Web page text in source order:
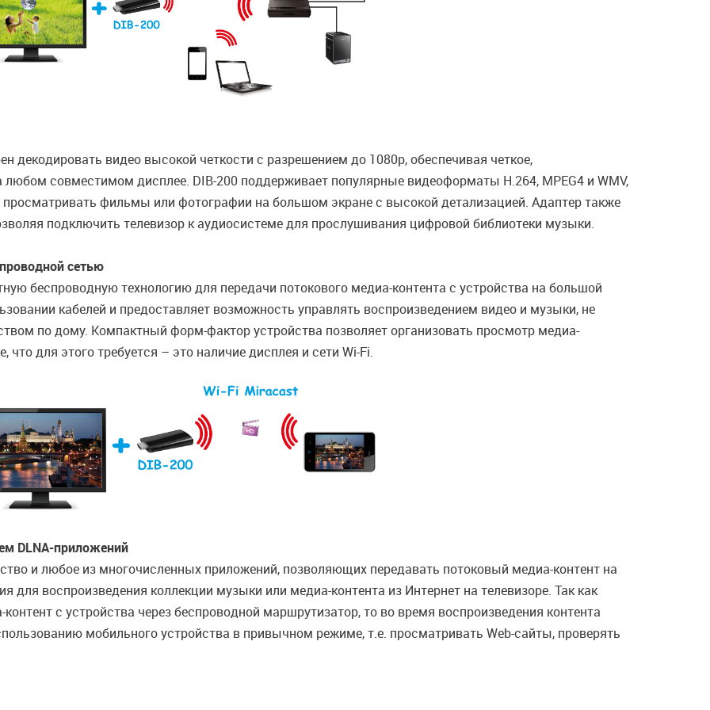
декодировать видео высокой четкости с разрешением до 1080p, обеспечивая четкое,
совместимом дисплее. DIB-200 поддерживает популярные видеоформаты H.264, MPEG4 и WMV,
фильмы или фотографии на большом экране с высокой детализацией. Адаптер также
подключить телевизор к аудиосистеме для прослушивания цифровой библиотеки музыки.
сетью
беспроводную технологию для передачи потокового медиа-контента с устройства на большой
кабелей и предоставляет возможность управлять воспроизведением видео и музыки, не
по дому. Компактный форм-фактор устройства позволяет организовать просмотр медиа-
для этого требуется – это наличие дисплея и сети Wi-Fi.
DLNA-приложений
и любое из многочисленных приложений, позволяющих передавать потоковый медиа-контент на
для воспроизведения коллекции музыки или медиа-контента из Интернет на телевизоре. Так как
с устройства через беспроводной маршрутизатор, то во время воспроизведения контента
мобильного устройства в привычном режиме, т.е. просматривать Web-сайты, проверять